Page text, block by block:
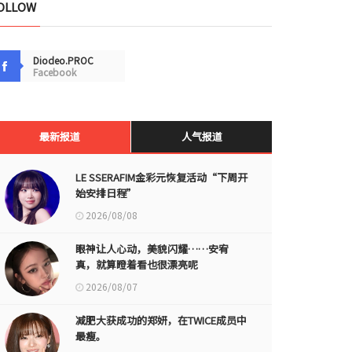
Diodeo.PROC
Facebook
最新报道 人气报道
LE SSERAFIM金彩元恢复活动“下周开
始安排日程”
2026/08/08
眼神让人心动，美貌闪耀……安宥
真，就算瞪着看也很漂亮呢
2026/08/07
减肥大获成功的郑妍，在TWICE成员中
最瘦。